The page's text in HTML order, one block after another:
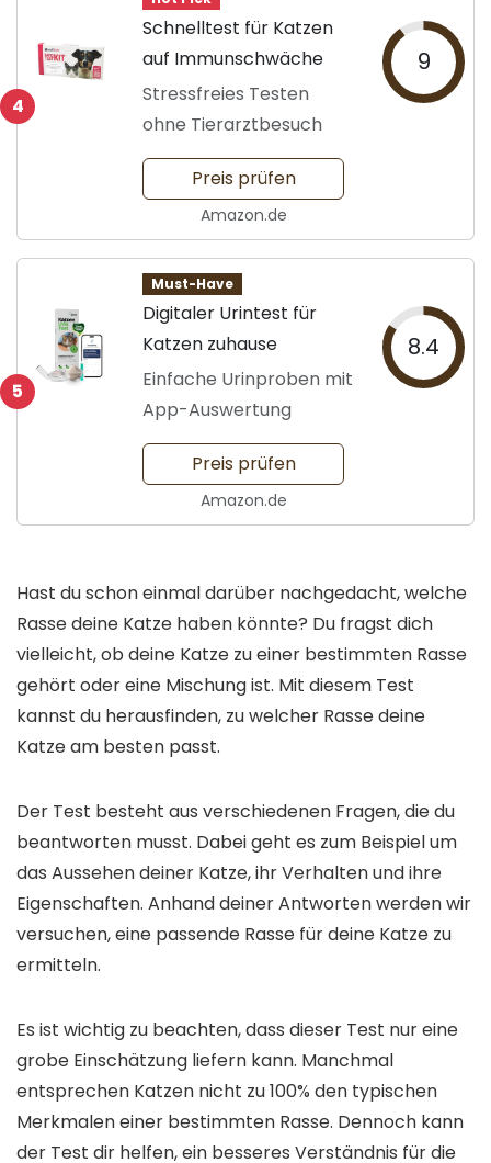
4
Schnelltest für Katzen
auf Immunschwäche
Stressfreies Testen
ohne Tierarztbesuch
9
Preis prüfen
Amazon.de
5
Must-Have
Digitaler Urintest für
Katzen zuhause
Einfache Urinproben mit
App-Auswertung
8.4
Preis prüfen
Amazon.de
Hast du schon einmal darüber nachgedacht, welche
Rasse deine Katze haben könnte? Du fragst dich
vielleicht, ob deine Katze zu einer bestimmten Rasse
gehört oder eine Mischung ist. Mit diesem Test
kannst du herausfinden, zu welcher Rasse deine
Katze am besten passt.
Der Test besteht aus verschiedenen Fragen, die du
beantworten musst. Dabei geht es zum Beispiel um
das Aussehen deiner Katze, ihr Verhalten und ihre
Eigenschaften. Anhand deiner Antworten werden wir
versuchen, eine passende Rasse für deine Katze zu
ermitteln.
Es ist wichtig zu beachten, dass dieser Test nur eine
grobe Einschätzung liefern kann. Manchmal
entsprechen Katzen nicht zu 100% den typischen
Merkmalen einer bestimmten Rasse. Dennoch kann
der Test dir helfen, ein besseres Verständnis für die